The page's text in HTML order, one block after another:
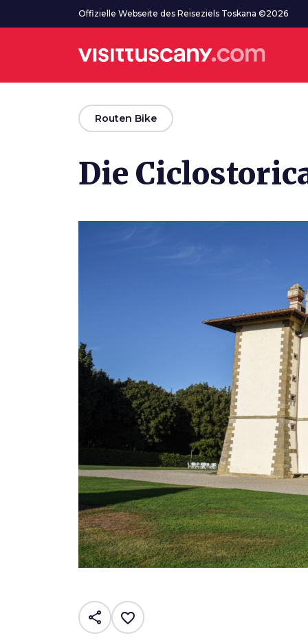
Zum HauptinhaltOffizielle Webseite des Reiseziels Toskana ©2026
arrow_backRouten Bike
Die
share favorite_border